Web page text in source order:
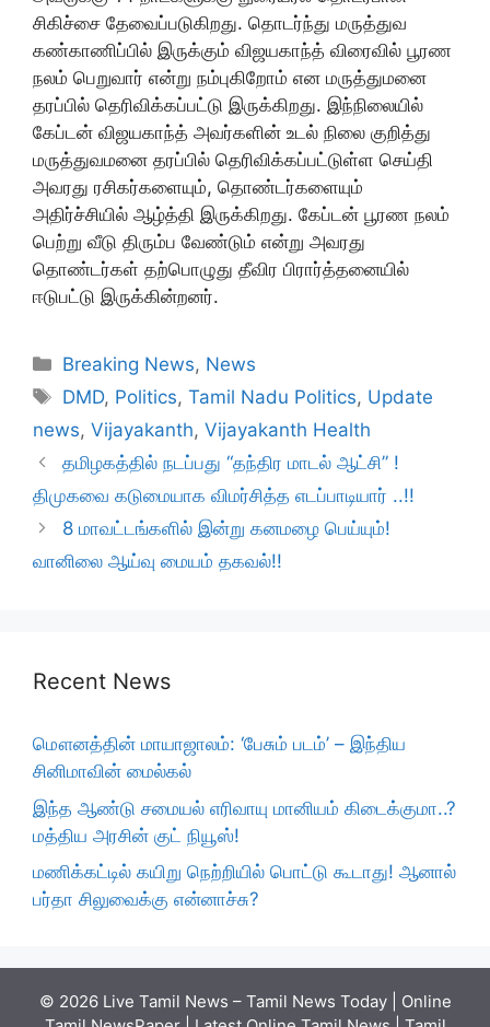
சிகிச்சை தேவைப்படுகிறது. தொடர்ந்து மருத்துவ
கண்காணிப்பில் இருக்கும் விஜயகாந்த் விரைவில் பூரண
நலம் பெறுவார் என்று நம்புகிறோம் என மருத்துமனை
தரப்பில் தெரிவிக்கப்பட்டு இருக்கிறது. இந்நிலையில்
கேப்டன் விஜயகாந்த் அவர்களின் உடல் நிலை குறித்து
மருத்துவமனை தரப்பில் தெரிவிக்கப்பட்டுள்ள செய்தி
அவரது ரசிகர்களையும், தொண்டர்களையும்
அதிர்ச்சியில் ஆழ்த்தி இருக்கிறது. கேப்டன் பூரண நலம்
பெற்று வீடு திரும்ப வேண்டும் என்று அவரது
தொண்டர்கள் தற்பொழுது தீவிர பிரார்த்தனையில்
ஈடுபட்டு இருக்கின்றனர்.
Categories
Breaking News, News
Tags
DMD, Politics,Tamil Nadu Politics, Update
news, Vijayakanth, Vijayakanth Health
தமிழகத்தில் நடப்பது “தந்திர மாடல் ஆட்சி” !
திமுகவை கடுமையாக விமர்சித்த எடப்பாடியார் ..!!
8 மாவட்டங்களில் இன்று கனமழை பெய்யும்!
வானிலை ஆய்வு மையம் தகவல்!!
Recent News
மௌனத்தின் மாயாஜாலம்: ‘பேசும் படம்’ – இந்திய
சினிமாவின் மைல்கல்
இந்த ஆண்டு சமையல் எரிவாயு மானியம் கிடைக்குமா..?
மத்திய அரசின் குட் நியூஸ்!
மணிக்கட்டில் கயிறு நெற்றியில் பொட்டு கூடாது! ஆனால்
பர்தா சிலுவைக்கு என்னாச்சு?
© 2026 Live Tamil News – Tamil News Today | Online